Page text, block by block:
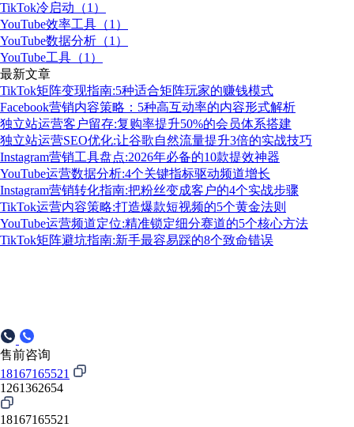
TikTok冷启动（1）
YouTube效率工具（1）
YouTube数据分析（1）
YouTube工具（1）
最新文章
TikTok矩阵变现指南:5种适合矩阵玩家的赚钱模式
Facebook营销内容策略：5种高互动率的内容形式解析
独立站运营客户留存:复购率提升50%的会员体系搭建
独立站运营SEO优化:让谷歌自然流量提升3倍的实战技巧
Instagram营销工具盘点:2026年必备的10款提效神器
YouTube运营数据分析:4个关键指标驱动频道增长
Instagram营销转化指南:把粉丝变成客户的4个实战步骤
TikTok运营内容策略:打造爆款短视频的5个黄金法则
YouTube运营频道定位:精准锁定细分赛道的5个核心方法
TikTok矩阵避坑指南:新手最容易踩的8个致命错误
售前咨询
18167165521
1261362654
18167165521